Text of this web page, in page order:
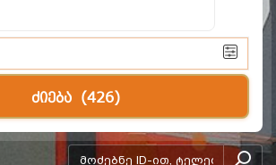
ძიება (426)
add-form